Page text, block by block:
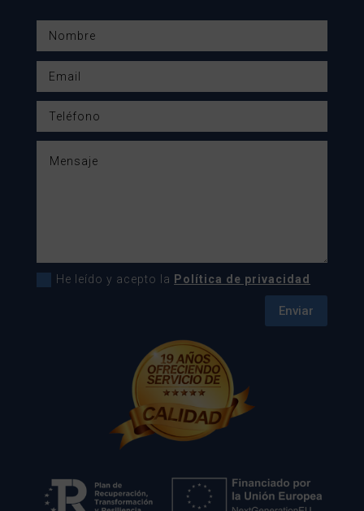
He leído y acepto la Política de privacidad
Enviar